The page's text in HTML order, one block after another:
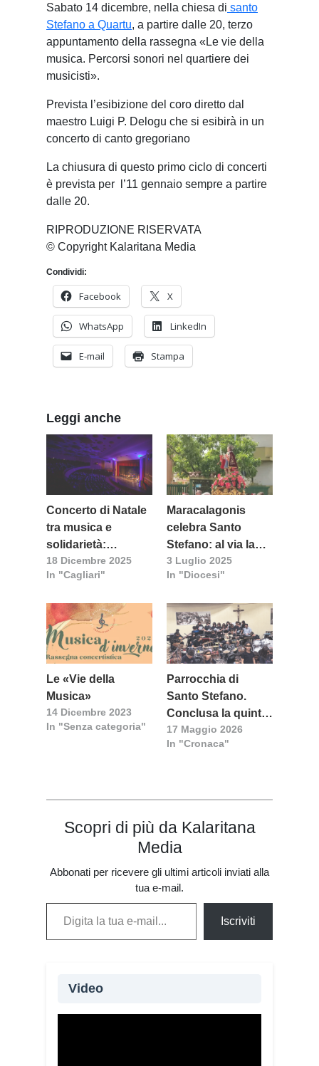
Sabato 14 dicembre, nella chiesa di santo
Stefano a Quartu, a partire dalle 20, terzo
appuntamento della rassegna «Le vie della
musica. Percorsi sonori nel quartiere dei
musicisti».
Prevista l’esibizione del coro diretto dal
maestro Luigi P. Delogu che si esibirà in un
concerto di canto gregoriano
La chiusura di questo primo ciclo di concerti
è prevista per l’11 gennaio sempre a partire
dalle 20.
RIPRODUZIONE RISERVATA
© Copyright Kalaritana Media
Condividi:
Facebook X
WhatsApp LinkedIn
E-mail Stampa
Leggi anche
Concerto di Natale
tra musica e
solidarietà:
appuntamento
domenica a
18 Dicembre 2025
In "Cagliari"
Maracalagonis
celebra Santo
Stefano: al via la
sagra dal 4 al 6
luglio tra riti,
3 Luglio 2025
In "Diocesi"
Le «Vie della
Musica»
14 Dicembre 2023
In "Senza categoria"
Parrocchia di
Santo Stefano.
Conclusa la quinta
edizione de “Le vie
della musica”
17 Maggio 2026
In "Cronaca"
Scopri di più da Kalaritana
Media
Abbonati per ricevere gli ultimi articoli inviati alla
tua e-mail.
Digita la tua e-mail...
Iscriviti
Video